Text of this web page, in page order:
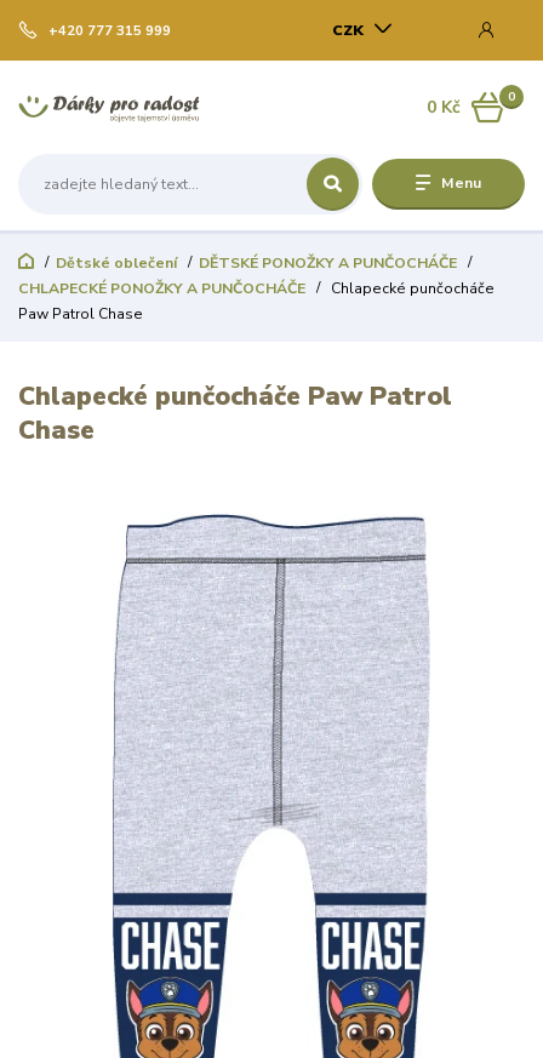
Menu
CZK
+420 777 315 999
0
0 Kč
Dětské oblečení
DĚTSKÉ PONOŽKY A PUNČOCHÁČE
CHLAPECKÉ PONOŽKY A PUNČOCHÁČE
Chlapecké punčocháče
Paw Patrol Chase
Chlapecké punčocháče Paw Patrol
Chase